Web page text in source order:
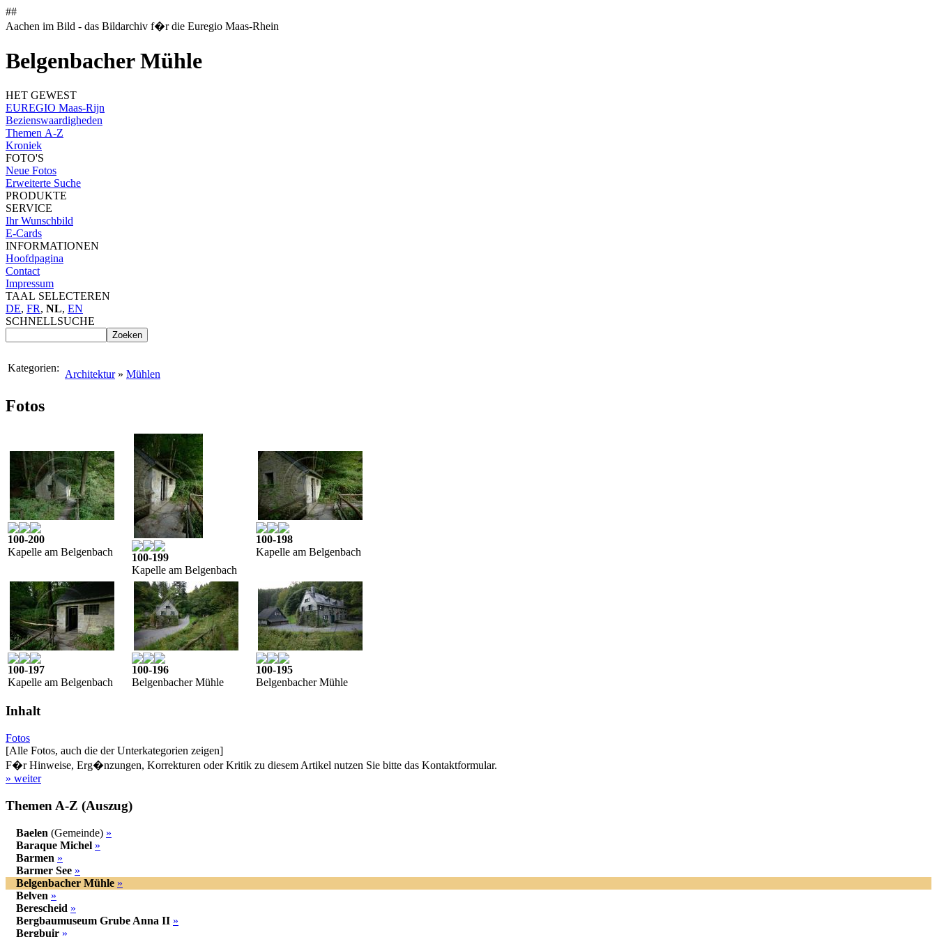
##
Aachen im Bild - das Bildarchiv f�r die Euregio Maas-Rhein
Belgenbacher Mühle
HET GEWEST
EUREGIO Maas-Rijn
Bezienswaardigheden
Themen A-Z
Kroniek
FOTO'S
Neue Fotos
Erweiterte Suche
PRODUKTE
SERVICE
Ihr Wunschbild
E-Cards
INFORMATIONEN
Hoofdpagina
Contact
Impressum
TAAL SELECTEREN
DE, FR, NL, EN
SCHNELLSUCHE
Kategorien:
Architektur» Mühlen
Fotos
100-200
Kapelle am Belgenbach
100-199
Kapelle am Belgenbach
100-198
Kapelle am Belgenbach
100-197
Kapelle am Belgenbach
100-196
Belgenbacher Mühle
100-195
Belgenbacher Mühle
Inhalt
Fotos
[Alle Fotos, auch die der Unterkategorien zeigen]
F�r Hinweise, Erg�nzungen, Korrekturen oder Kritik zu diesem Artikel nutzen Sie bitte das Kontaktformular.
» weiter
Themen A-Z (Auszug)
Baelen (Gemeinde) »
Baraque Michel »
Barmen »
Barmer See »
Belgenbacher Mühle »
Belven »
Berescheid »
Bergbaumuseum Grube Anna II »
Bergbuir »